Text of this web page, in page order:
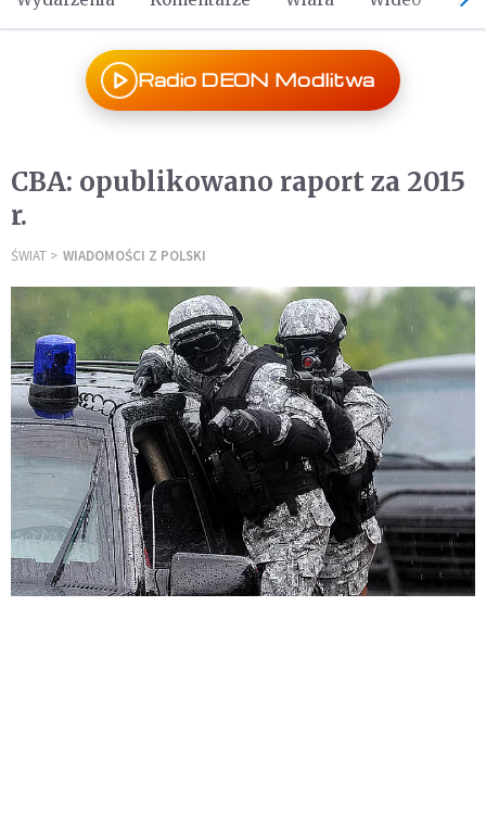
Radio DEON Modlitwa
CBA: opublikowano raport za 2015
r.
ŚWIAT WIADOMOŚCI Z POLSKI